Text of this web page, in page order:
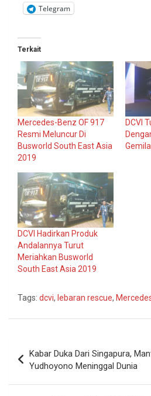
Telegram
Terkait
Mercedes-Benz OF 917
Resmi Meluncur Di
Busworld South East Asia
2019
DCVI
DCVI Hadirkan Produk
Andalannya Turut
Meriahkan Busworld
South East Asia 2019
Tags: dcvi, lebaran rescue,
pos
Kabar Duka Dari Singapura,
Yudhoyono Meninggal Dunia